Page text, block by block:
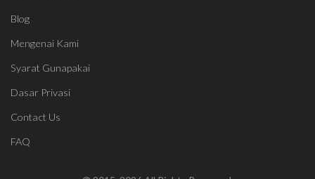
Blog
Mengenai Kami
Syarat Gunapakai
Dasar Privasi
Contact Us
FAQ